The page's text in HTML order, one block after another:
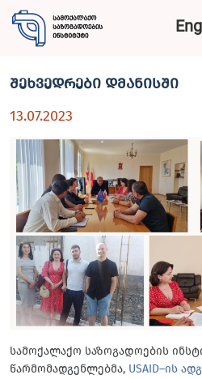
Eng
შეხვედრები დმანისში
13.07.2023
სამოქალაქო საზოგადოების
წარმომადგენლებმა, USAID–ის